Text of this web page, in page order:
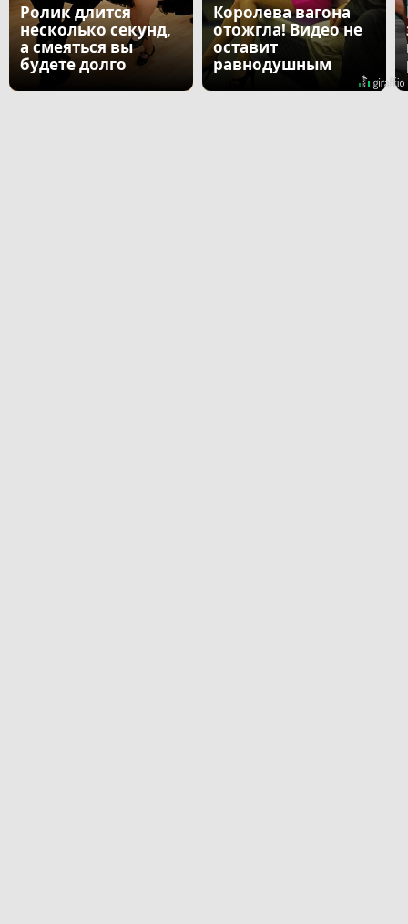
Ролик длится
несколько секунд,
а смеяться вы
будете долго
Королева вагона
отожгла! Видео не
оставит
равнодушным